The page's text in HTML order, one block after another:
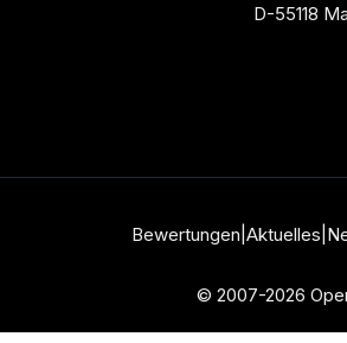
D-55118
Bewertungen Aktuelles
© 2007-2026